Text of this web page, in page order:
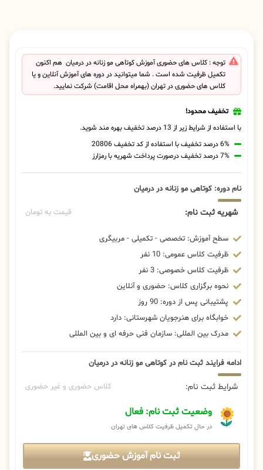
توجه : کلاس های حضوری آموزش کوتاهی مو زنانه در درمیان هم اکنون
تکمیل ظرفیت شده است . شما میتوانید در دوره های آموزش آنلاین و یا
کلاس های حضوری در تهران (بهمراه محل اقامت) شرکت نمایید.
تخفیف محدود!
با استفاده از شرایط زیر از 13 درصد تخفیف بهره مند شوید.
6% درصد تخفیف با استفاده از کد تخفیف 20806
7% درصد تخفیف درصورت پرداخت شهریه با رمزارز
نام دوره: کوتاهی مو زنانه در درمیان
شهریه ثبت نام: قیمت به تومان
سطح آموزش: تخصصی - تکمیلی - مربیگری
ظرفیت کلاس عمومی: 10 نفر
ظرفیت کلاس خصوصی: 3 نفر
نحوه برگزاری کلاس: حضوری و آنلاین
پشتیبانی پس از دوره: 90 روز
خوابگاه برای هنرجویان شهرستانی: دارد
مدرک بین المللی: سازمان فنی حرفه ای و بین المللی
ادامه فرایند ثبت نام در کوتاهی مو زنانه در درمیان
شرایط ثبت نام: کلاس حضوری و غیر حضوری
وضعیت ثبت نام: فعال
در حال تکمیل ظرفیت کلاس های تهران
ثبت نام آموزش حضوری